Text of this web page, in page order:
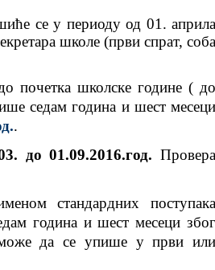
се у периоду од 01. априла
школе (први спрат, соба
почетка школске године ( до
седам година и шест месеци
.
до 01.09.2016.год. Провера
стандардних поступака
година и шест месеци због
може да се упише у први или